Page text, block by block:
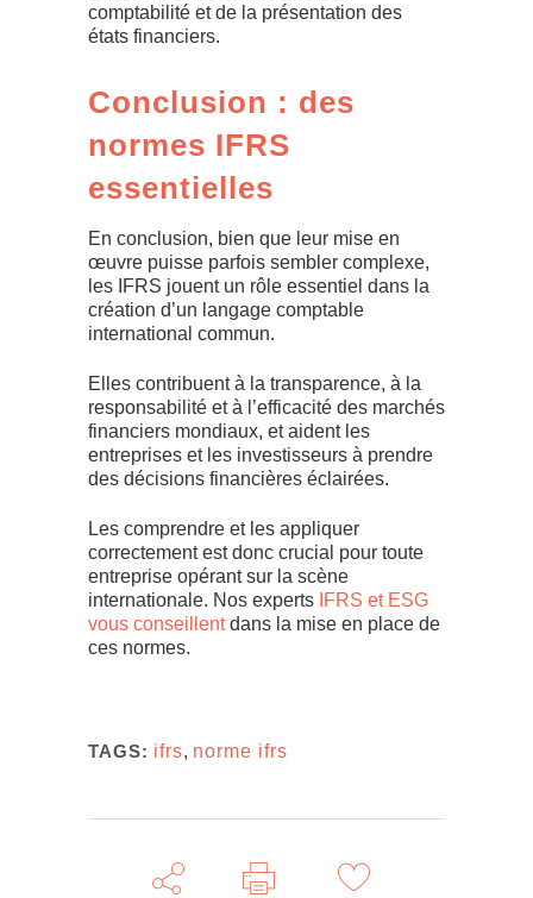
comptabilité et de la présentation des
états financiers.
Conclusion : des
normes IFRS
essentielles
En conclusion, bien que leur mise en
œuvre puisse parfois sembler complexe,
les IFRS jouent un rôle essentiel dans la
création d’un langage comptable
international commun.
Elles contribuent à la transparence, à la
responsabilité et à l’efficacité des marchés
financiers mondiaux, et aident les
entreprises et les investisseurs à prendre
des décisions financières éclairées.
Les comprendre et les appliquer
correctement est donc crucial pour toute
entreprise opérant sur la scène
internationale. Nos experts IFRS et ESG
vous conseillentdans la mise en place de
ces normes.
TAGS: ifrs, norme ifrs